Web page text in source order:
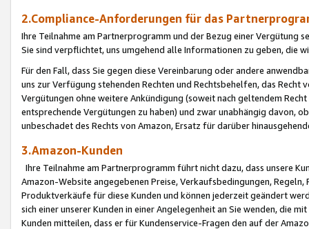
2.Compliance-Anforderungen für das
Ihre Teilnahme am Partnerprogramm und der Bezug einer Vergütung
Sie sind verpflichtet, uns umgehend alle Informationen zu geben, die
Für den Fall, dass Sie gegen diese Vereinbarung oder andere
uns zur Verfügung stehenden Rechten und Rechtsbehelfen, das
Vergütungen ohne weitere Ankündigung (soweit nach geltendem
entsprechende Vergütungen zu haben) und zwar unabhängig davon,
unbeschadet des Rechts von Amazon, Ersatz für darüber
3.Amazon-Kunden
Ihre Teilnahme am Partnerprogramm führt nicht dazu, dass unsere
Amazon-Website angegebenen Preise, Verkaufsbedingungen,
Produktverkäufe für diese Kunden und können jederzeit geändert
sich einer unserer Kunden in einer Angelegenheit an Sie wenden, die
Kunden mitteilen, dass er für Kundenservice-Fragen den auf der